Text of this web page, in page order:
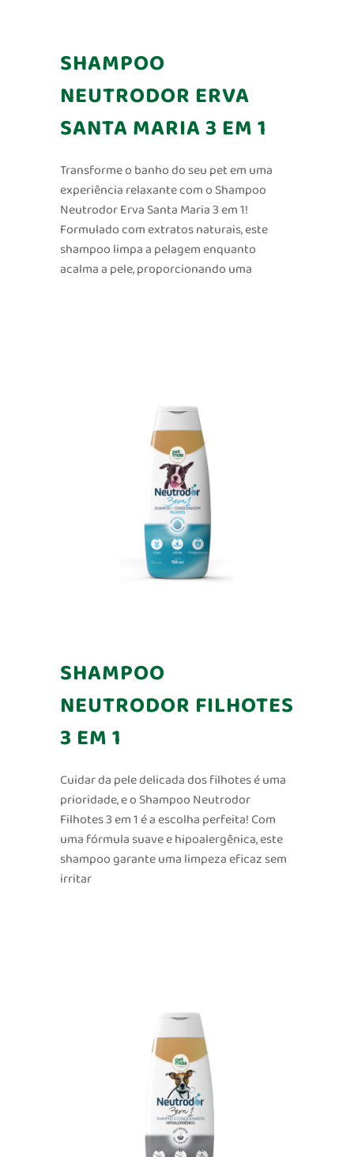
SHAMPOO
NEUTRODOR ERVA
SANTA MARIA 3 EM 1
Transforme o banho do seu pet em uma
experiência relaxante com o Shampoo
Neutrodor Erva Santa Maria 3 em 1!
Formulado com extratos naturais, este
shampoo limpa a pelagem enquanto
acalma a pele, proporcionando uma
SHAMPOO
NEUTRODOR FILHOTES
3 EM 1
Cuidar da pele delicada dos filhotes é uma
prioridade, e o Shampoo Neutrodor
Filhotes 3 em 1 é a escolha perfeita! Com
uma fórmula suave e hipoalergênica, este
shampoo garante uma limpeza eficaz sem
irritar